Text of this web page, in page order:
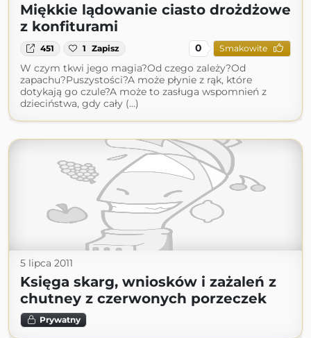
Miękkie lądowanie ciasto drożdżowe
z konfiturami
451 1 Zapisz 0 Smakowite
W czym tkwi jego magia?Od czego zależy?Od
zapachu?Puszystości?A może płynie z rąk, które
dotykają go czule?A może to zasługa wspomnień z
dzieciństwa, gdy cały (...)
5 lipca 2011
Księga skarg, wniosków i zażaleń z
chutney z czerwonych porzeczek
Prywatny